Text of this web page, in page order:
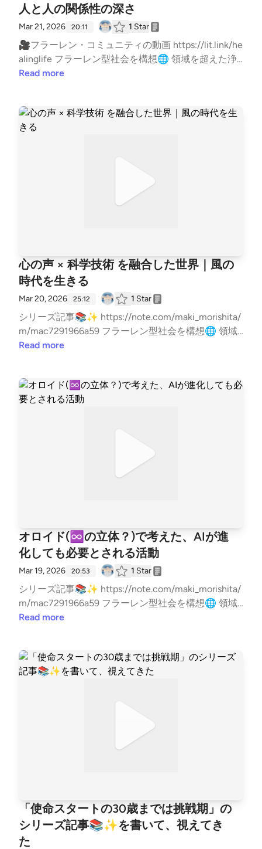
人と人の関係性の深さ
Mar 21, 2026 20:11 1 Star
🎥フラーレン・コミュニティの動画 https://lit.link/he
alinglife フラーレン型社会を構想🌐 領域を超えた浄
化と再構築 違和感を翻訳する人 西本真紀 使命コンサ
tand.fmでは、この放送にいいね・コメント・レター
送信ができます。 https://stand.fm/channels/65e943
Read more
心の声 × 科学技術 を融合した世界｜風の
時代を生きる
Mar 20, 2026 25:12 1 Star
シリーズ記事📚✨ https://note.com/maki_morishita/
m/mac7291966a59 フラーレン型社会を構想🌐 領域
を超えた浄化と再構築 違和感を翻訳する人 西本真紀
#心の声 #魂意識 --- stand.fmでは、この放送にいい
ね・コメント・レター送信ができます。 https://stan
Read more
オロイド(♾️の立体？)で考えた、AIが進
化しても必要とされる活動
Mar 19, 2026 20:53 1 Star
シリーズ記事📚✨ https://note.com/maki_morishita/
m/mac7291966a59 フラーレン型社会を構想🌐 領域
を超えた浄化と再構築 違和感を翻訳する人 西本真紀
ね・コメント・レター送信ができます。 https://stan
d.fm/channels/65e9438c3e0b28cf8119433f
Read more
「使命スタートの30歳までは挑戦期」の
シリーズ記事📚✨を書いて、視えてき
た